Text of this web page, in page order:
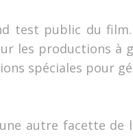
test public du
les productions à
spéciales pour
autre facette de